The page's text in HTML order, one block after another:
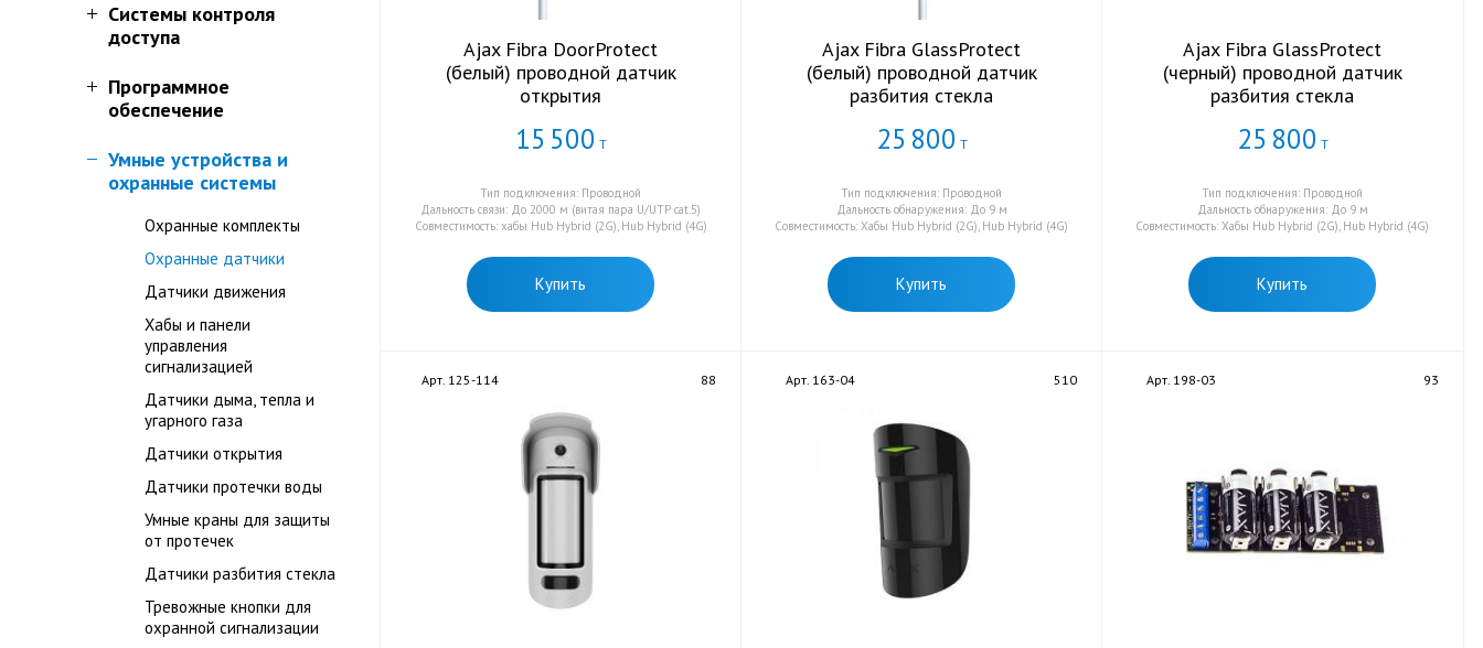
Системы контроля
доступа
Программное
обеспечение
Умные устройства и
охранные системы
Охранные комплекты
Охранные датчики
Датчики движения
Хабы и панели
управления
сигнализацией
Датчики дыма, тепла и
угарного газа
Датчики открытия
Датчики протечки воды
Умные краны для защиты
от протечек
Датчики разбития стекла
Тревожные кнопки для
охранной сигнализации
Ajax Fibra DoorProtect
(белый) проводной датчик
открытия
15 500 Т
Тип подключения: Проводной
Дальность связи: До 2000 м (витая пара U/UTP cat.5)
Совместимость: хабы Hub Hybrid (2G), Hub Hybrid (4G)
Купить
Ajax Fibra GlassProtect
(белый) проводной датчик
разбития стекла
25 800 Т
Тип подключения: Проводной
Дальность обнаружения: До 9 м
Совместимость: Хабы Hub Hybrid (2G), Hub Hybrid (4G)
Купить
Ajax Fibra GlassProtect
(черный) проводной датчик
разбития стекла
25 800 Т
Тип подключения: Проводной
Дальность обнаружения: До 9 м
Совместимость: Хабы Hub Hybrid (2G), Hub Hybrid (4G)
Купить
Арт. 125-114 88 Арт. 163-04 510 Арт. 198-03 93